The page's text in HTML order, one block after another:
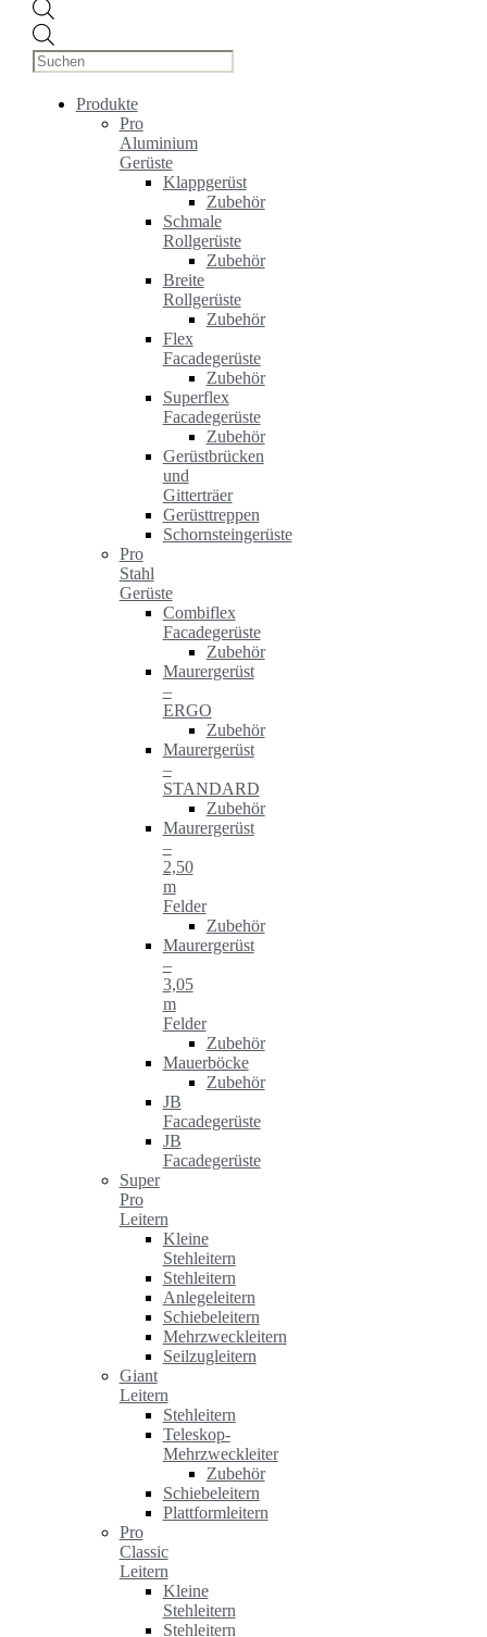
search
Produkte
Pro
Aluminium
Gerüste
Klappgerüst
Zubehör
Schmale
Rollgerüste
Zubehör
Breite
Rollgerüste
Zubehör
Flex
Facadegerüste
Zubehör
Superflex
Facadegerüste
Zubehör
Gerüstbrücken
und
Gitterträer
Gerüsttreppen
Schornsteingerüste
Pro
Stahl
Gerüste
Combiflex
Facadegerüste
Zubehör
Maurergerüst
–
ERGO
Zubehör
Maurergerüst
–
STANDARD
Zubehör
Maurergerüst
–
2,50
m
Felder
Zubehör
Maurergerüst
–
3,05
m
Felder
Zubehör
Mauerböcke
Zubehör
JB
Facadegerüste
JB
Facadegerüste
Super
Pro
Leitern
Kleine
Stehleitern
Stehleitern
Anlegeleitern
Schiebeleitern
Mehrzweckleitern
Seilzugleitern
Giant
Leitern
Stehleitern
Teleskop-
Mehrzweckleiter
Zubehör
Schiebeleitern
Plattformleitern
Pro
Classic
Leitern
Kleine
Stehleitern
Stehleitern